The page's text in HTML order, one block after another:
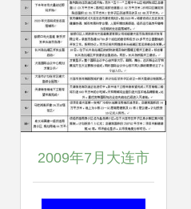
2009年7月大连市
房地产报告 市场复